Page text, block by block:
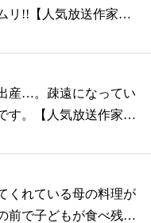
リ!!【人気放送作家・
産…。疎遠になってい
す。【人気放送作家・
くれている母の料理が
前で子どもが食べ残し